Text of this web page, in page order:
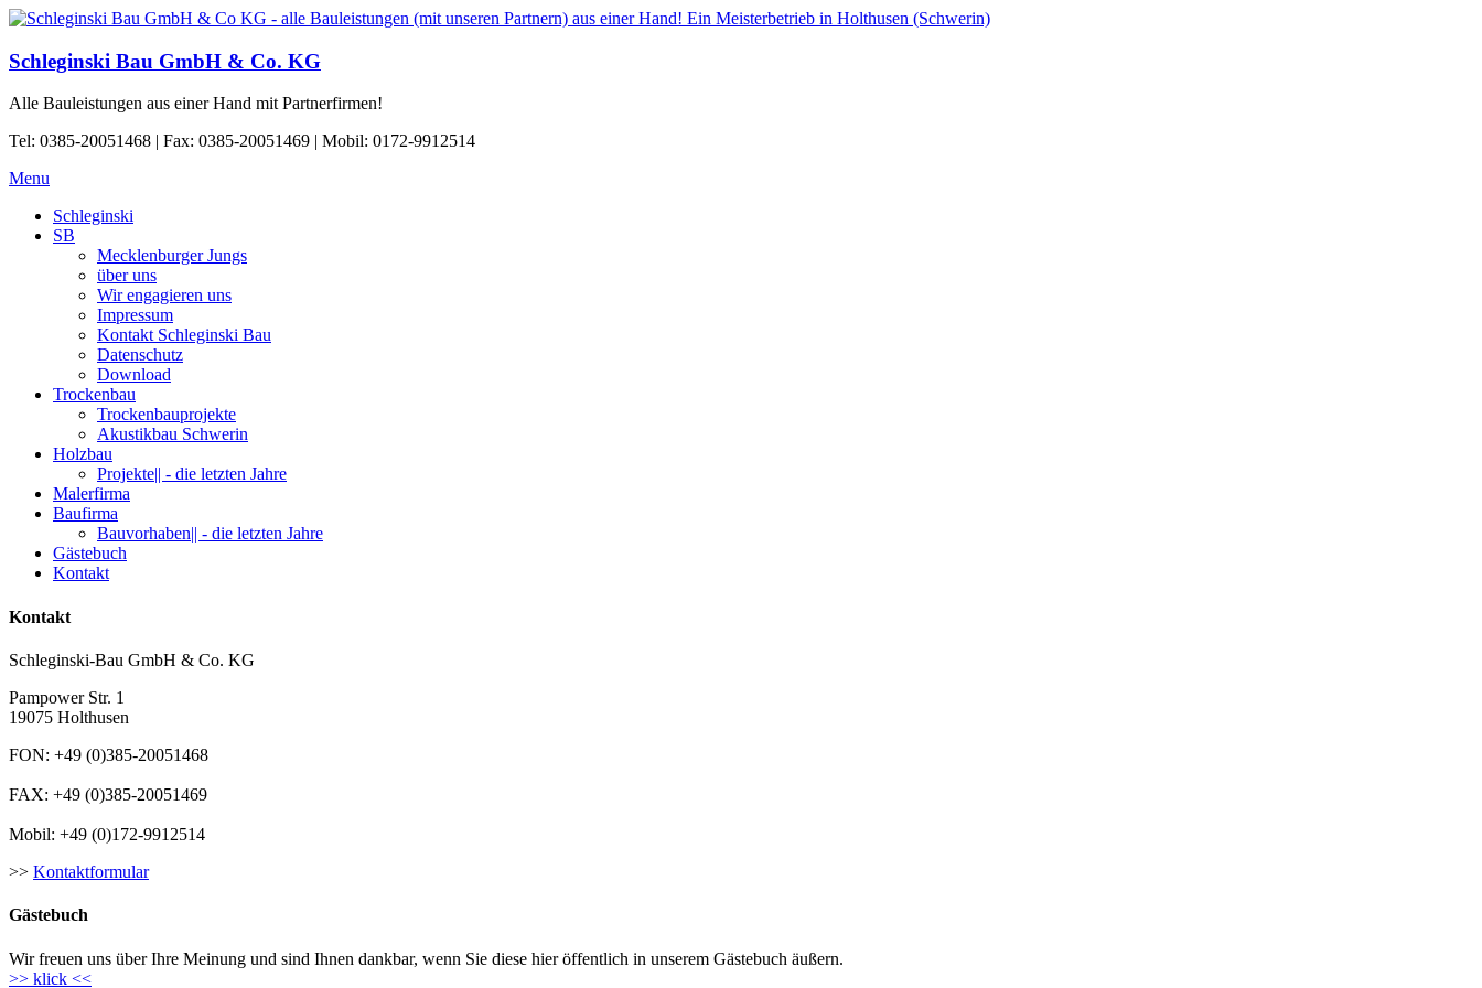
Schleginski Bau GmbH & Co. KG
Alle Bauleistungen aus einer Hand mit Partnerfirmen!
Tel: 0385-20051468 | Fax: 0385-20051469 | Mobil: 0172-9912514
Menu
Schleginski
SB
Mecklenburger Jungs
über uns
Wir engagieren uns
Impressum
Kontakt Schleginski Bau
Datenschutz
Download
Trockenbau
Trockenbauprojekte
Akustikbau Schwerin
Holzbau
Projekte|| - die letzten Jahre
Malerfirma
Baufirma
Bauvorhaben|| - die letzten Jahre
Gästebuch
Kontakt
Kontakt
Schleginski-Bau GmbH & Co. KG
Pampower Str. 1
19075 Holthusen
FON: +49 (0)385-20051468
FAX: +49 (0)385-20051469
Mobil: +49 (0)172-9912514
>> Kontaktformular
Gästebuch
Wir freuen uns über Ihre Meinung und sind Ihnen dankbar, wenn Sie diese hier öffentlich in unserem Gästebuch äußern.
>> klick <<